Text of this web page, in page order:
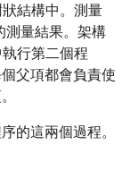
結構中。測量
測量結果。架構
行第二個程
父項都會負責使
的這兩個過程。